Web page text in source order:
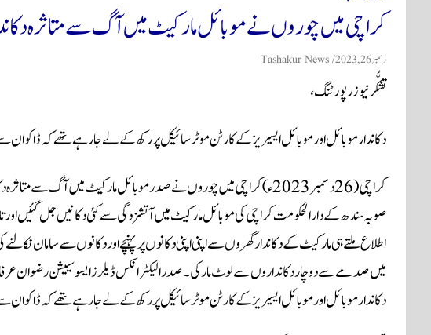
کراچی میں چوروں نے موبائل مارکیٹ میں آگ سے متاثرہ
دسمبر 26, 2023 Tashakur News
تشکُّر نیوز رپورٹنگ،
دکاندار موبائل اور موبائل ایسیریز کے کارٹن موٹر سائیکل پر رکھ کے لے جا رہے تھے کہ ڈاکو ان
کراچی
( 26 دسمبر 2023ء ) کراچی میں چوروں نے صدر موبائل مارکیٹ میں آگ سے
صوبہ سندھ کے دارالحکومت کراچی کی موبائل مارکیٹ میں آتشزدگی سے کئی دکانیں جل گئیں
اطلاع ملتے ہی مارکیٹ کے دکاندار گھروں سے اپنی اپنی دکانوں پر پہنچے اور دکانوں سے سامان
میں صدمے سے دوچار دکانداروں سے لوٹ مار کی۔صدر الیکٹرانکس ڈیلرز ایسوسییشن رضوان
دکاندار موبائل اور موبائل ایسیریز کے کارٹن موٹر سائیکل پر رکھ کے لے جا رہے تھے کہ ڈاکو ان